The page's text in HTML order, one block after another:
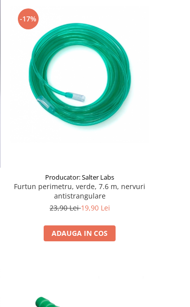
-17%
Producator: Salter Labs
Furtun perimetru, verde, 7.6 m, nervuri
antistrangulare
23,90 Lei19,90 Lei
ADAUGA IN COS